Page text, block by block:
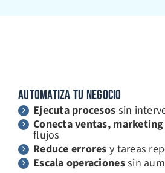
AUTOMATIZA TU NEGOCIO
Ejecuta procesos sin
Conecta ventas,
flujos
Reduce errores y tareas
Escala operacionessin